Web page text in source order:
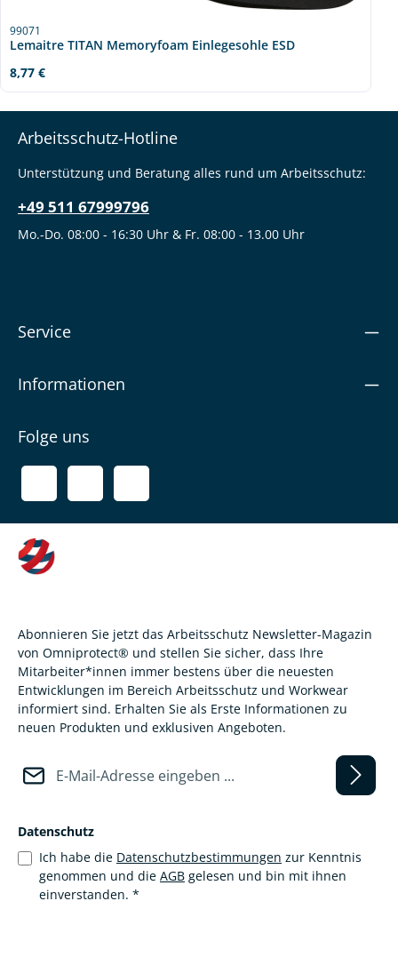
99071
Lemaitre TITAN Memoryfoam Einlegesohle ESD
Regulärer Preis:
8,77 €
Arbeitsschutz-Hotline
Unterstützung und Beratung alles rund um Arbeitsschutz:
+49 511 67999796
Mo.-Do. 08:00 - 16:30 Uhr & Fr. 08:00 - 13.00 Uhr
Service
Informationen
Folge uns
Abonnieren Sie jetzt das Arbeitsschutz Newsletter-Magazin
von Omniprotect® und stellen Sie sicher, dass Ihre
Mitarbeiter*innen immer bestens über die neuesten
Entwicklungen im Bereich Arbeitsschutz und Workwear
informiert sind. Erhalten Sie als Erste Informationen zu
neuen Produkten und exklusiven Angeboten.
Datenschutz
Ich habe die Datenschutzbestimmungen zur Kenntnis
genommen und die AGB gelesen und bin mit ihnen
einverstanden. *